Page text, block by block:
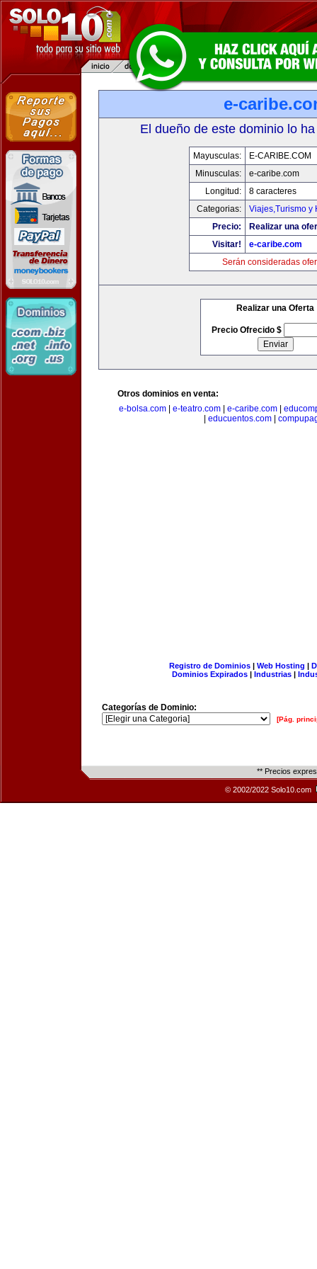
e-
El dueño de este dominio lo
Mayusculas:
E-CARIBE.COM
Minusculas:
e-caribe.com
Longitud:
8 caracteres
Categorias:
Viajes,Turismo y
Precio:
Realizar una
Visitar!
e-caribe.com
Serán consideradas
Realizar una Oferta
Precio Ofrecido $
Otros dominios en venta:
e-bolsa.com| e-teatro.com| e-caribe.com|
educuentos.com
Registro de Dominios| Web Hosting |
Dominios Expirados | Industrias |
Categorías de Dominio:
[Pág.
** Precios
© 2002/2022 Solo10.com